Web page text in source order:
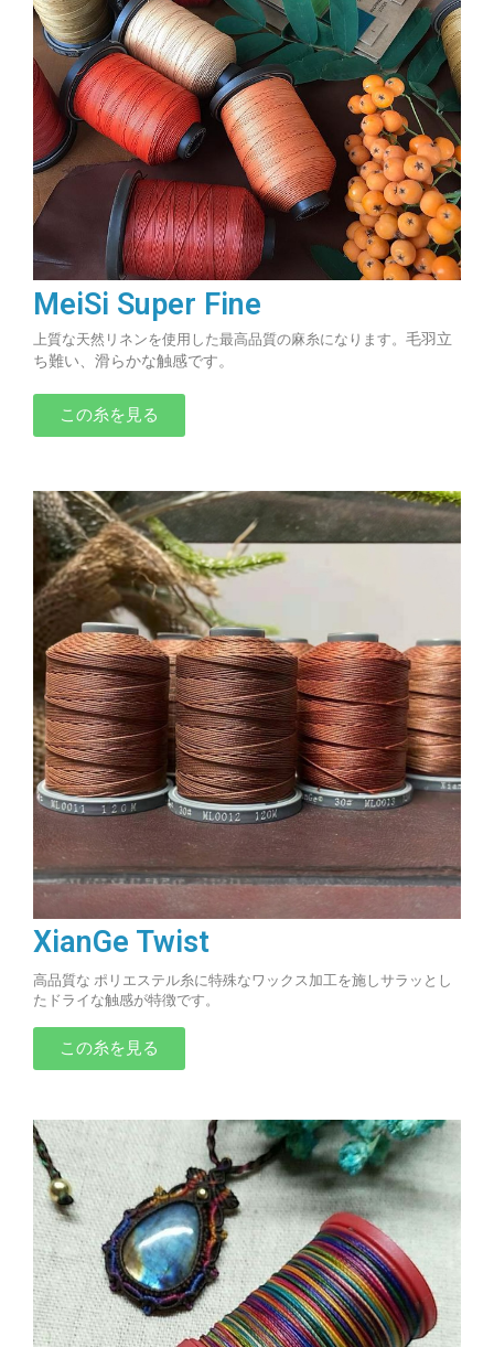
MeiSi Super Fine
上質な天然リネンを使用した最高品質の麻糸になります。 毛羽立
ち難い、滑らかな触感です。
この糸を見る
XianGe Twist
高品質な ポリエステル糸に特殊なワックス加工を施しサラッとし
たドライな触感が特徴です。
この糸を見る